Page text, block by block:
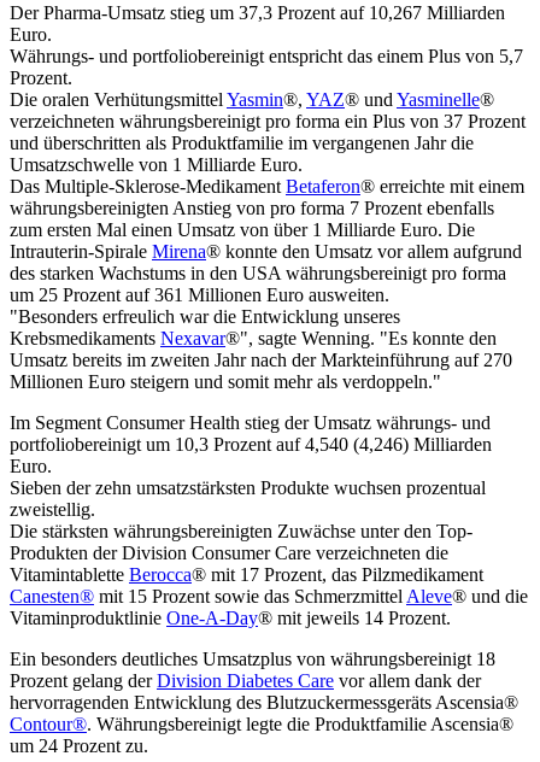
Der Pharma-Umsatz stieg um 37,3 Prozent auf 10,267 Milliarden
Euro.
Währungs- und portfoliobereinigt entspricht das einem Plus von 5,7
Prozent.
Die oralen Verhütungsmittel Yasmin®, YAZ® und Yasminelle®
verzeichneten währungsbereinigt pro forma ein Plus von 37 Prozent
und überschritten als Produktfamilie im vergangenen Jahr die
Umsatzschwelle von 1 Milliarde Euro.
Das Multiple-Sklerose-Medikament Betaferon® erreichte mit einem
währungsbereinigten Anstieg von pro forma 7 Prozent ebenfalls
zum ersten Mal einen Umsatz von über 1 Milliarde Euro. Die
Intrauterin-Spirale Mirena® konnte den Umsatz vor allem aufgrund
des starken Wachstums in den USA währungsbereinigt pro forma
um 25 Prozent auf 361 Millionen Euro ausweiten.
"Besonders erfreulich war die Entwicklung unseres
Krebsmedikaments Nexavar®", sagte Wenning. "Es konnte den
Umsatz bereits im zweiten Jahr nach der Markteinführung auf 270
Millionen Euro steigern und somit mehr als verdoppeln."
Im Segment Consumer Health stieg der Umsatz währungs- und
portfoliobereinigt um 10,3 Prozent auf 4,540 (4,246) Milliarden
Euro.
Sieben der zehn umsatzstärksten Produkte wuchsen prozentual
zweistellig.
Die stärksten währungsbereinigten Zuwächse unter den Top-
Produkten der Division Consumer Care verzeichneten die
Vitamintablette Berocca® mit 17 Prozent, das Pilzmedikament
Canesten® mit 15 Prozent sowie das Schmerzmittel Aleve® und die
Vitaminproduktlinie One-A-Day® mit jeweils 14 Prozent.
Ein besonders deutliches Umsatzplus von währungsbereinigt 18
Prozent gelang derDivision Diabetes Care vor allem dank der
hervorragenden Entwicklung des Blutzuckermessgeräts Ascensia®
Contour®. Währungsbereinigt legte die Produktfamilie Ascensia®
um 24 Prozent zu.